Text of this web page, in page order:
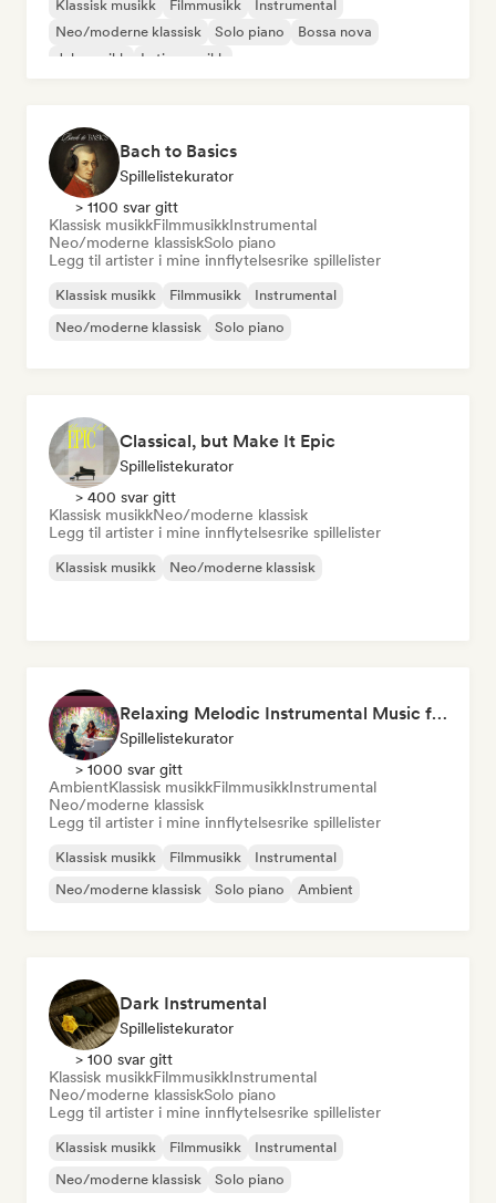
Klassisk musikk Filmmusikk
Instrumental
Neo/moderne klassisk
Solo piano
Bossa nova
Julemusikk
Latinamusikk
Bach to Basics
Spillelistekurator
> 1100 svar gitt
Klassisk musikkFilmmusikkInstrumental
Neo/moderne klassiskSolo piano
Legg til artister i mine innflytelsesrike spillelister
Klassisk musikk Filmmusikk
Instrumental
Neo/moderne klassisk
Solo piano
Classical, but Make It Epic
Spillelistekurator
> 400 svar gitt
Klassisk musikkNeo/moderne klassisk
Legg til artister i mine innflytelsesrike spillelister
Klassisk musikk Neo/moderne klassisk
Relaxing Melodic Instrumental Music for Reading and Studying
Spillelistekurator
> 1000 svar gitt
AmbientKlassisk musikkFilmmusikkInstrumental
Neo/moderne klassisk
Legg til artister i mine innflytelsesrike spillelister
Klassisk musikk Filmmusikk
Instrumental
Neo/moderne klassisk
Solo piano Ambient
Dark Instrumental
Spillelistekurator
> 100 svar gitt
Klassisk musikkFilmmusikkInstrumental
Neo/moderne klassiskSolo piano
Legg til artister i mine innflytelsesrike spillelister
Klassisk musikk Filmmusikk
Instrumental
Neo/moderne klassisk
Solo piano